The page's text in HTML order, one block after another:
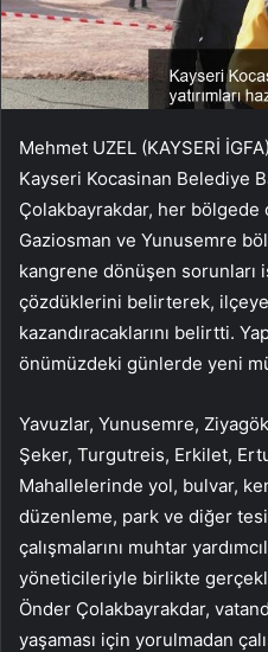
Mehmet UZEL (KAYSERİ İGFA)
Kayseri Kocasinan Belediye
Çolakbayrakdar, her bölgede
Gaziosman ve Yunusemre
kangrene dönüşen sorunları
çözdüklerini belirterek,
kazandıracaklarını belirtti.
önümüzdeki günlerde yeni
Yavuzlar, Yunusemre,
Şeker, Turgutreis, Erkilet,
Mahallelerinde yol, bulvar,
düzenleme, park ve diğer
çalışmalarını muhtar
yöneticileriyle birlikte
Önder Çolakbayrakdar,
yaşaması için yorulmadan